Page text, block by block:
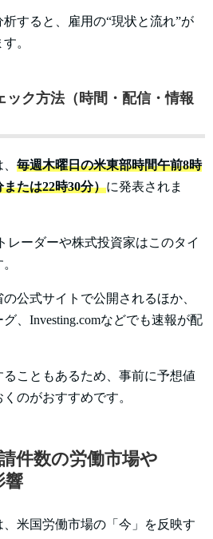
すると、雇用の“現状と流れ”が
。
ック方法（時間・配信・情報
毎週木曜日の米東部時間午前8時
たは22時30分）に発表されま
レーダーや株式投資家はこのタイ
公式サイトで公開されるほか、
、Investing.comなどでも速報が配
こともあるため、事前に予想値
のがおすすめです。
件数の労働市場や
響
米国労働市場の「今」を反映す